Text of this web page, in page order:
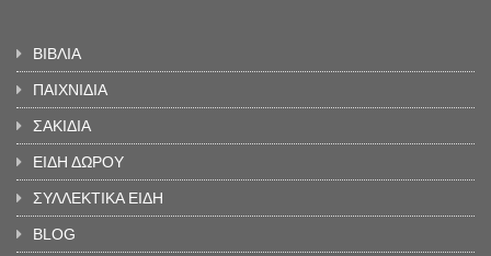
ΒΙΒΛΙΑ
ΠΑΙΧΝΙΔΙΑ
ΣΑΚΙΔΙΑ
ΕΙΔΗ ΔΩΡΟΥ
ΣΥΛΛΕΚΤΙΚΑ ΕΙΔΗ
BLOG